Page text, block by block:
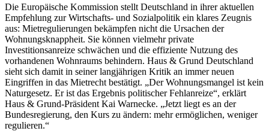
Die Europäische Kommission stellt Deutschland in ihrer aktuellen
Empfehlung zur Wirtschafts- und Sozialpolitik ein klares Zeugnis
aus: Mietregulierungen bekämpfen nicht die Ursachen der
Wohnungsknappheit. Sie können vielmehr private
Investitionsanreize schwächen und die effiziente Nutzung des
vorhandenen Wohnraums behindern. Haus & Grund Deutschland
sieht sich damit in seiner langjährigen Kritik an immer neuen
Eingriffen in das Mietrecht bestätigt. „Der Wohnungsmangel ist kein
Naturgesetz. Er ist das Ergebnis politischer Fehlanreize“, erklärt
Haus & Grund-Präsident Kai Warnecke. „Jetzt liegt es an der
Bundesregierung, den Kurs zu ändern: mehr ermöglichen, weniger
regulieren.“